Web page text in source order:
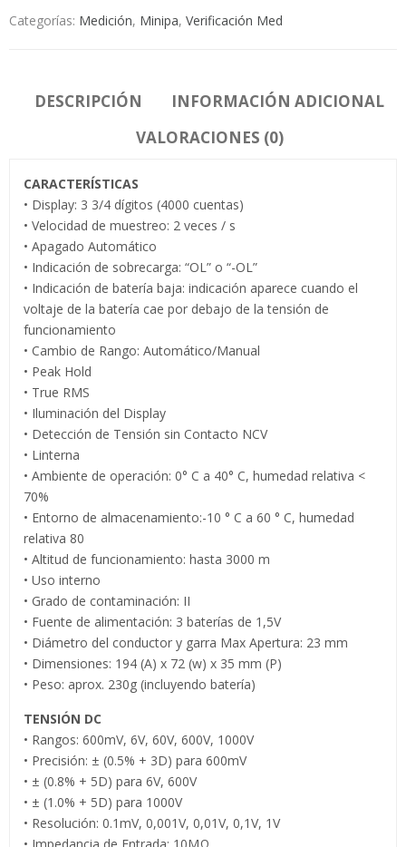
Categorías: Medición, Minipa, Verificación Med
DESCRIPCIÓN
INFORMACIÓN ADICIONAL
VALORACIONES (0)
CARACTERÍSTICAS
• Display: 3 3/4 dígitos (4000 cuentas)
• Velocidad de muestreo: 2 veces / s
• Apagado Automático
• Indicación de sobrecarga: “OL” o “-OL”
• Indicación de batería baja: indicación aparece cuando el
voltaje de la batería cae por debajo de la tensión de
funcionamiento
• Cambio de Rango: Automático/Manual
• Peak Hold
• True RMS
• Iluminación del Display
• Detección de Tensión sin Contacto NCV
• Linterna
• Ambiente de operación: 0° C a 40° C, humedad relativa <
70%
• Entorno de almacenamiento:-10 ° C a 60 ° C, humedad
relativa 80
• Altitud de funcionamiento: hasta 3000 m
• Uso interno
• Grado de contaminación: II
• Fuente de alimentación: 3 baterías de 1,5V
• Diámetro del conductor y garra Max Apertura: 23 mm
• Dimensiones: 194 (A) x 72 (w) x 35 mm (P)
• Peso: aprox. 230g (incluyendo batería)
TENSIÓN DC
• Rangos: 600mV, 6V, 60V, 600V, 1000V
• Precisión: ± (0.5% + 3D) para 600mV
• ± (0.8% + 5D) para 6V, 600V
• ± (1.0% + 5D) para 1000V
• Resolución: 0.1mV, 0,001V, 0,01V, 0,1V, 1V